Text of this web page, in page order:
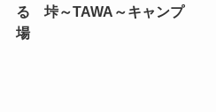
る 垰～TAWA～キャンプ
場